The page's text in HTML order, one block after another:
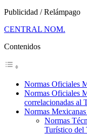
Publicidad / Relámpago
CENTRAL NOM.
Contenidos
Normas Oficiales
Normas Oficiales
correlacionadas al
Normas
Normas
Turístico del